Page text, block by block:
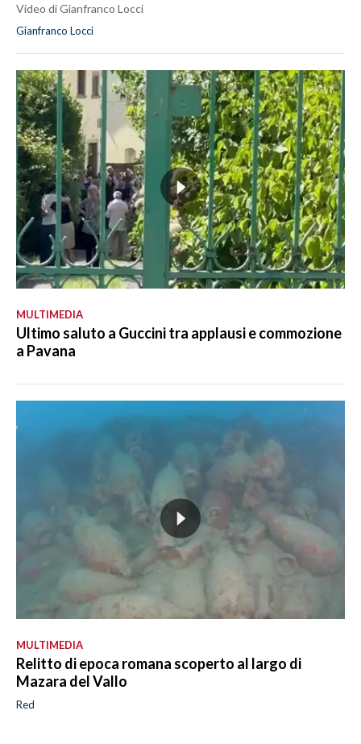
Video di Gianfranco Locci
Gianfranco Locci
MULTIMEDIA
Ultimo saluto a Guccini tra applausi e commozione
a Pavana
MULTIMEDIA
Relitto di epoca romana scoperto al largo di
Mazara del Vallo
Red